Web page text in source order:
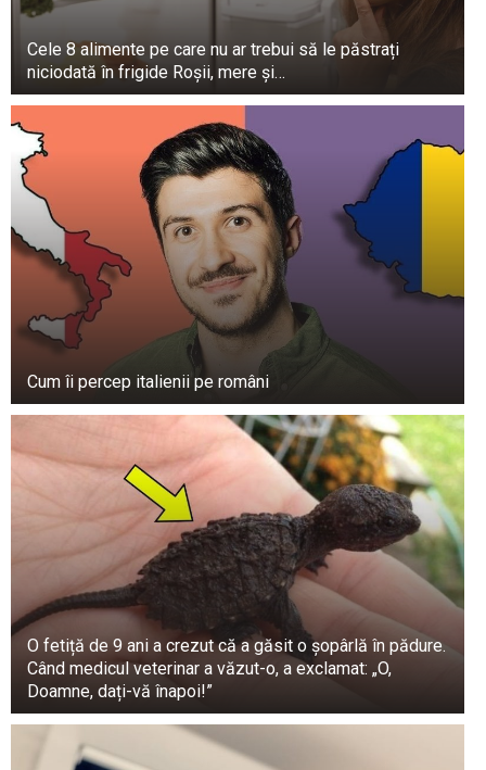
Cele 8 alimente pe care nu ar trebui să le păstrați
niciodată în frigide Roșii, mere și…
Cum îi percep italienii pe români
O fetiță de 9 ani a crezut că a găsit o șopârlă în pădure.
Când medicul veterinar a văzut-o, a exclamat: „O,
Doamne, dați-vă înapoi!”